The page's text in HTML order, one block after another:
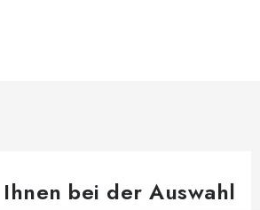
bei der Auswahl